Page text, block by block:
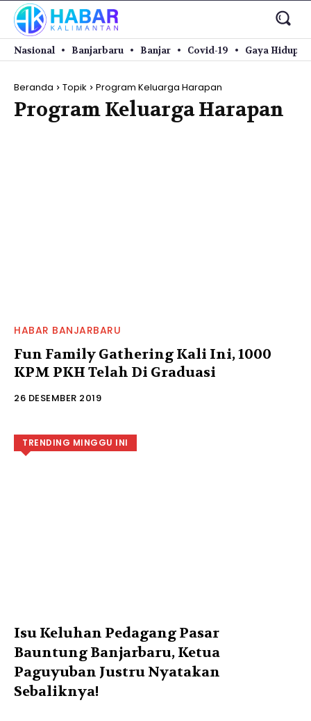
Nasional Banjarbaru Banjar Covid-19 Gaya Hidup
Beranda Topik Program Keluarga Harapan
Program Keluarga Harapan
HABAR BANJARBARU
Fun Family Gathering Kali Ini, 1000
KPM PKH Telah Di Graduasi
26 DESEMBER 2019
TRENDING MINGGU INI
Isu Keluhan Pedagang Pasar
Bauntung Banjarbaru, Ketua
Paguyuban Justru Nyatakan
Sebaliknya!